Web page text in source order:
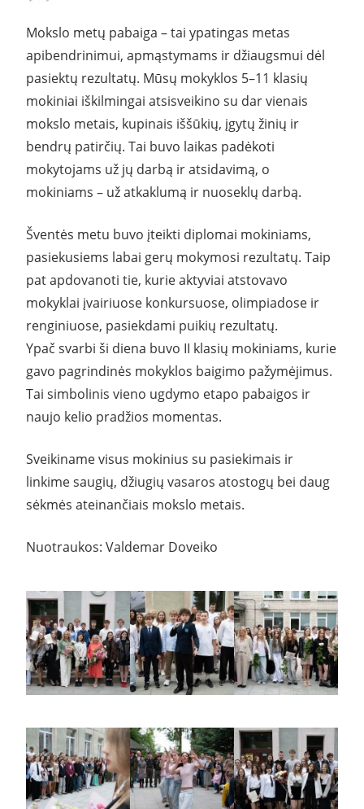
Mokslo metų pabaiga – tai ypatingas metas
apibendrinimui, apmąstymams ir džiaugsmui dėl
pasiektų rezultatų. Mūsų mokyklos 5–11 klasių
mokiniai iškilmingai atsisveikino su dar vienais
mokslo metais, kupinais iššūkių, įgytų žinių ir
bendrų patirčių. Tai buvo laikas padėkoti
mokytojams už jų darbą ir atsidavimą, o
mokiniams – už atkaklumą ir nuoseklų darbą.
Šventės metu buvo įteikti diplomai mokiniams,
pasiekusiems labai gerų mokymosi rezultatų. Taip
pat apdovanoti tie, kurie aktyviai atstovavo
mokyklai įvairiuose konkursuose, olimpiadose ir
renginiuose, pasiekdami puikių rezultatų.
Ypač svarbi ši diena buvo II klasių mokiniams, kurie
gavo pagrindinės mokyklos baigimo pažymėjimus.
Tai simbolinis vieno ugdymo etapo pabaigos ir
naujo kelio pradžios momentas.
Sveikiname visus mokinius su pasiekimais ir
linkime saugių, džiugių vasaros atostogų bei daug
sėkmės ateinančiais mokslo metais.
Nuotraukos: Valdemar Doveiko